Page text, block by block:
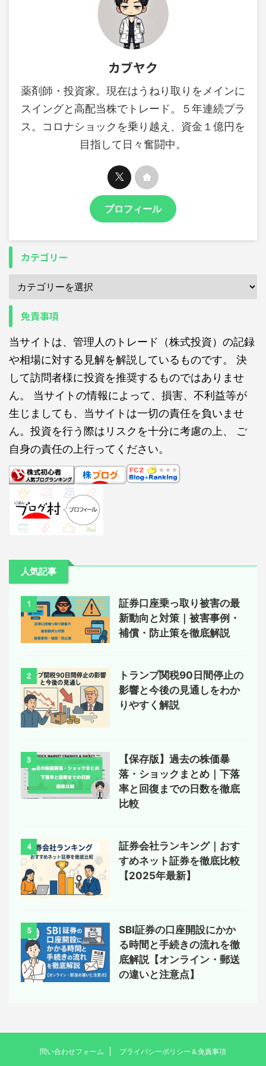
カブヤク
薬剤師・投資家。現在はうねり取りをメインに
スイングと高配当株でトレード。５年連続プラ
ス。コロナショックを乗り越え、資金１億円を
目指して日々奮闘中。
プロフィール
カテゴリー
免責事項
当サイトは、管理人のトレード（株式投資）の記録
や相場に対する見解を解説しているものです。 決
して訪問者様に投資を推奨するものではありませ
ん。 当サイトの情報によって、損害、不利益等が
生じましても、当サイトは一切の責任を負いませ
ん。投資を行う際はリスクを十分に考慮の上、 ご
自身の責任の上行ってください。
人気記事
1
証券口座乗っ取り被害の最
新動向と対策｜被害事例・
補償・防止策を徹底解説
2
トランプ関税90日間停止の
影響と今後の見通しをわか
りやすく解説
3
【保存版】過去の株価暴
落・ショックまとめ｜下落
率と回復までの日数を徹底
比較
4
証券会社ランキング｜おす
すめネット証券を徹底比較
【2025年最新】
5
SBI証券の口座開設にかか
る時間と手続きの流れを徹
底解説【オンライン・郵送
の違いと注意点】
問い合わせフォーム プライバシーポリシー＆免責事項